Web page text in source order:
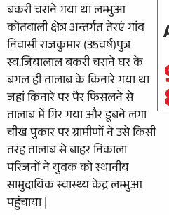
बकरी चराने गया था लम्भुआ
कोतवाली क्षेत्र अन्तर्गत तेरएं गांव
निवासी राजकुमार (35वर्ष)पुत्र
स्व.जियालाल बकरी चराने घर के
बगल ही तालाब के किनारे गया था
जहां किनारे पर पैर फिसलने से
तालाब में गिर गया और डूबने लगा
चीख पुकार पर ग्रामीणों ने उसे किसी
तरह तालाब से बाहर निकाला
परिजनों ने युवक को स्थानीय
सामुदायिक स्वास्थ्य केंद्र लम्भुआ
पहुंचाया |